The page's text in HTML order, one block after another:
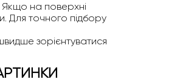
Якщо на поверхні
Для точного підбору
зорієнтуватися